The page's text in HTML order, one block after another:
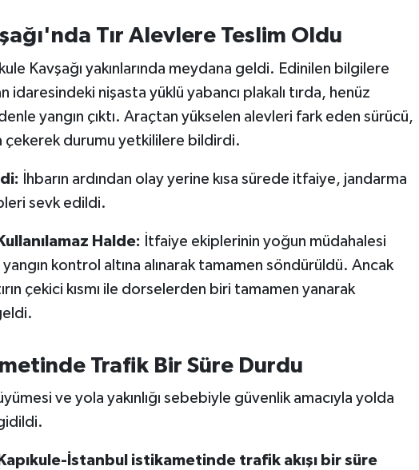
Tır Alevlere Teslim Oldu
Kavşağı yakınlarında meydana geldi. Edinilen bilgilere
idaresindeki nişasta yüklü yabancı plakalı tırda, henüz
yangın çıktı. Araçtan yükselen alevleri fark eden sürücü,
çekerek durumu yetkililere bildirdi.
İhbarın ardından olay yerine kısa sürede itfaiye, jandarma
sevk edildi.
Halde: İtfaiye ekiplerinin yoğun müdahalesi
yangın kontrol altına alınarak tamamen söndürüldü. Ancak
çekici kısmı ile dorselerden biri tamamen yanarak
Trafik Bir Süre Durdu
ve yola yakınlığı sebebiyle güvenlik amacıyla yolda
Kapıkule-İstanbul istikametinde trafik akışı bir süre